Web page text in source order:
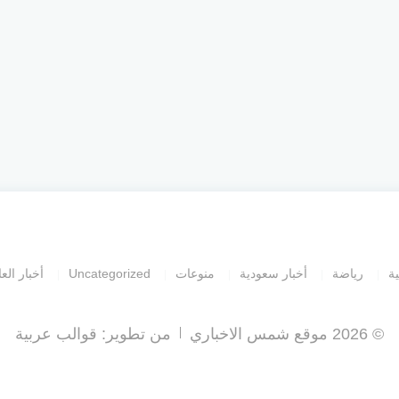
رياضة أخبار سعودية منوعات Uncategorized أخبار
© 2026 موقع شمس الاخباري من تطوير: قوالب عربية